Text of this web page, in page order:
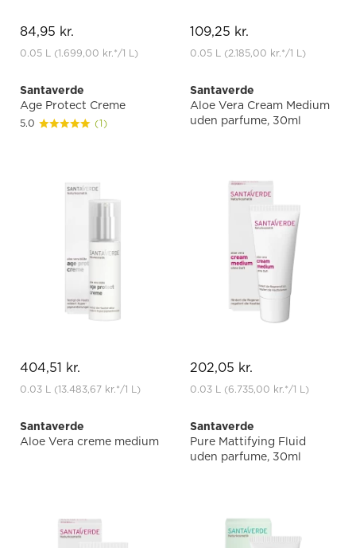
84,95 kr.
0.05 L (1.699,00 kr.*/1 L)
109,25 kr.
0.05 L (2.185,00 kr.*/1 L)
Santaverde
Age Protect Creme
5.0 (1)
404,51 kr.
0.03 L (13.483,67 kr.*/1 L)
Santaverde
Aloe Vera Cream Medium
uden parfume, 30ml
202,05 kr.
0.03 L (6.735,00 kr.*/1 L)
Santaverde
Aloe Vera creme medium
Santaverde
Pure Mattifying Fluid
uden parfume, 30ml